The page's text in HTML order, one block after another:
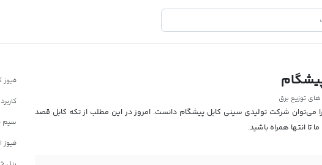
های توزیع برق
می‌توان شرکت تولیدی سینی کابل پیشگام دانست. امروز در این مطلب از تکه کابل قصد
تا انتها همراه باشید.
سیم
فیوز